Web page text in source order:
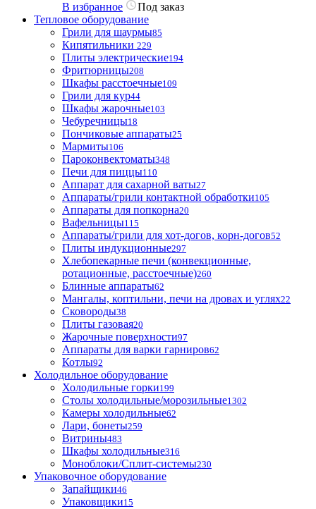
В избранное
Под заказ
Тепловое оборудование
Грили для шаурмы85
Кипятильники 229
Плиты электрические194
Фритюрницы208
Шкафы расстоечные109
Грили для кур44
Шкафы жарочные103
Чебуречницы18
Пончиковые аппараты25
Мармиты106
Пароконвектоматы348
Печи для пиццы110
Аппарат для сахарной ваты27
Аппараты/грили контактной обработки105
Аппараты для попкорна20
Вафельницы115
Аппараты/грили для хот-догов, корн-догов52
Плиты индукционные297
Хлебопекарные печи (конвекционные,
ротационные, расстоечные)260
Блинные аппараты62
Мангалы, коптильни, печи на дровах и углях22
Сковороды38
Плиты газовая20
Жарочные поверхности97
Аппараты для варки гарниров62
Котлы92
Холодильное оборудование
Холодильные горки199
Столы холодильные/морозильные1302
Камеры холодильные62
Лари, бонеты259
Витрины483
Шкафы холодильные316
Моноблоки/Сплит-системы230
Упаковочное оборудование
Запайщики46
Упаковщики15